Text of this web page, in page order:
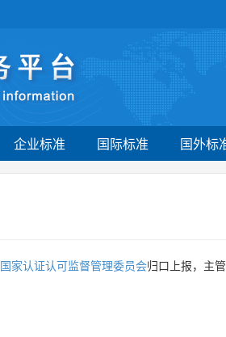
企业标准 国际标准 国外标
国家认证认可监督管理委员会归口上报，主